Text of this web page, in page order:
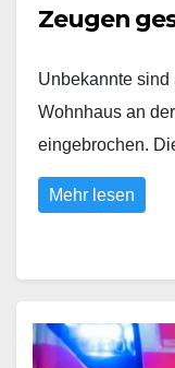
Zeugen
Unbekannte sind
Wohnhaus an
eingebrochen.
Mehr lesen